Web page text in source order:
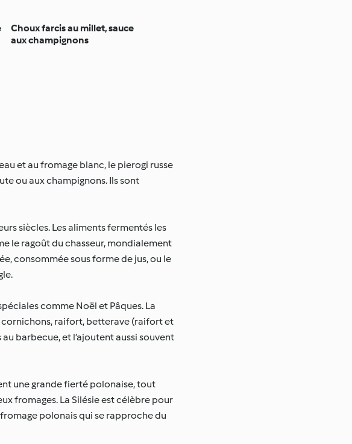
Choux farcis au millet, sauce
aux champignons
et au fromage blanc, le pierogi russe
ou aux champignons. Ils sont
siècles. Les aliments fermentés les
le ragoût du chasseur, mondialement
consommée sous forme de jus, ou le
comme Noël et Pâques. La
cornichons, raifort, betterave (raifort et
barbecue, et l’ajoutent aussi souvent
une grande fierté polonaise, tout
fromages. La Silésie est célèbre pour
polonais qui se rapproche du